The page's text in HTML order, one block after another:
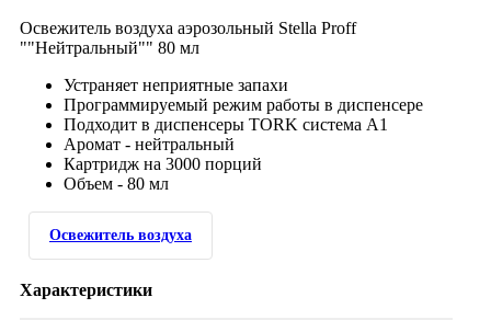
Освежитель воздуха аэрозольный Stella Proff
""Нейтральный"" 80 мл
Устраняет неприятные запахи
Программируемый режим работы в диспенсере
Подходит в диспенсеры TORK система A1
Аромат - нейтральный
Картридж на 3000 порций
Объем - 80 мл
Освежитель воздуха
Характеристики